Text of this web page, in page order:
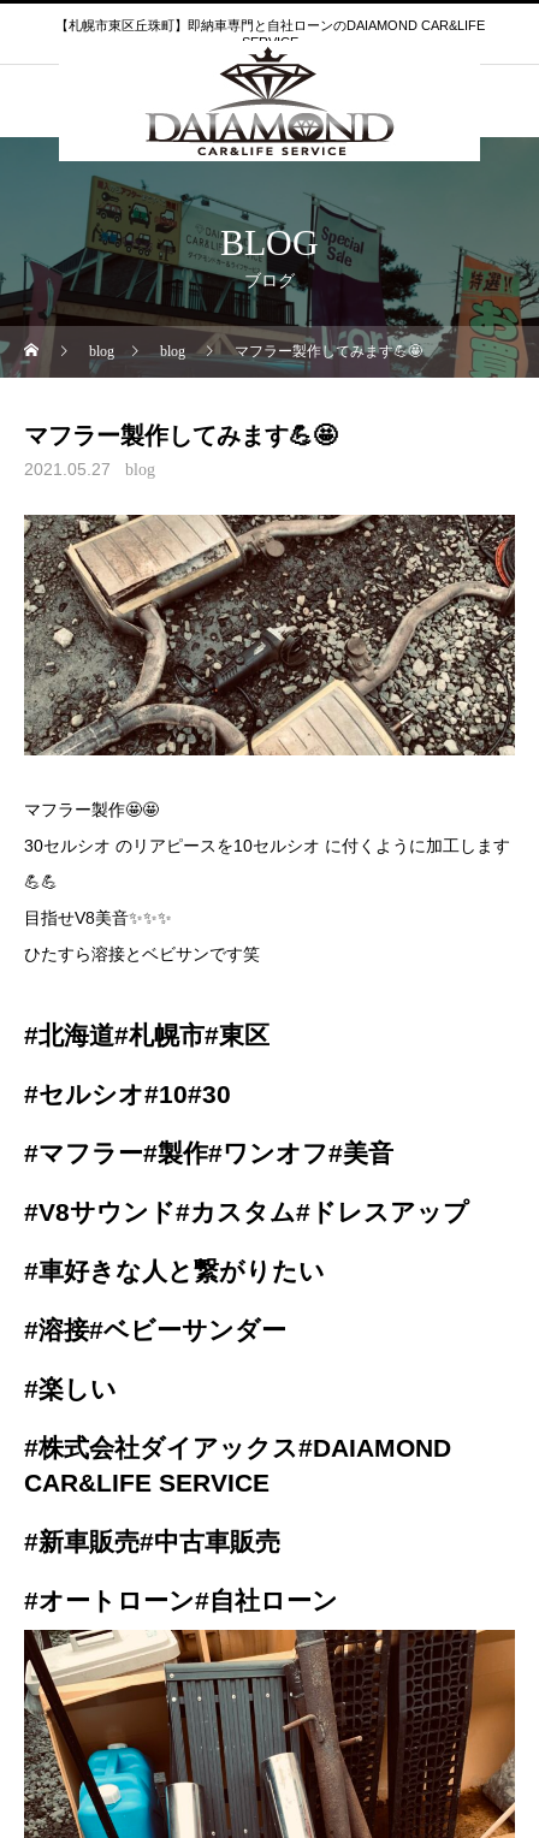
【札幌市東区丘珠町】即納車専門と自社ローンのDAIAMOND CAR&LIFE
SERVICE
BLOG
ブログ
blog blog マフラー製作してみます💪🤩
マフラー製作してみます💪🤩
2021.05.27 blog
マフラー製作🤩🤩
30セルシオ のリアピースを10セルシオ に付くように加工します
💪💪
目指せV8美音✨✨✨
ひたすら溶接とベビサンです笑
#北海道#札幌市#東区
#セルシオ#10#30
#マフラー#製作#ワンオフ#美音
#V8サウンド#カスタム#ドレスアップ
#車好きな人と繋がりたい
#溶接#ベビーサンダー
#楽しい
#株式会社ダイアックス#DAIAMOND
CAR&LIFE SERVICE
#新車販売#中古車販売
#オートローン#自社ローン